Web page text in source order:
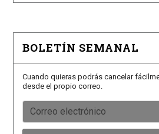
BOLETÍN SEMANAL
Cuando quieras podrás cancelar
desde el propio correo.